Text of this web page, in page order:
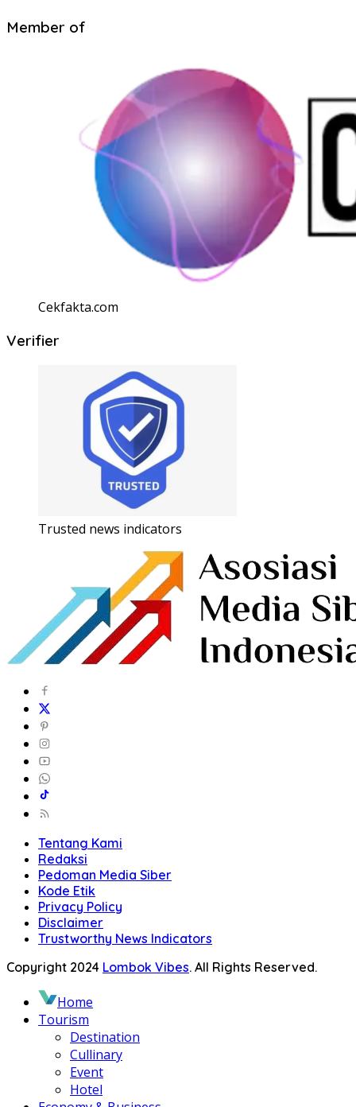
Member of
Cekfakta.com
Verifier
Trusted news indicators
Tentang Kami
Redaksi
Pedoman Media Siber
Kode Etik
Privacy Policy
Disclaimer
Trustworthy News Indicators
Copyright 2024 Lombok Vibes. All Rights Reserved.
Home
Tourism
Destination
Cullinary
Event
Hotel